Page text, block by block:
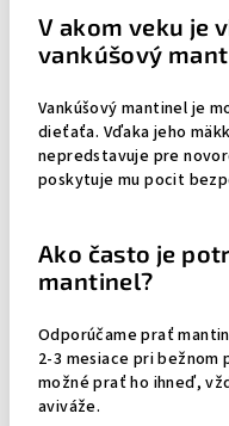
V akom veku je
vankúšový
Vankúšový mantinel je
dieťaťa. Vďaka jeho
nepredstavuje pre
poskytuje mu pocit
Ako často je
mantinel?
Odporúčame prať
2-3 mesiace pri bežnom
možné prať ho ihneď,
aviváže.